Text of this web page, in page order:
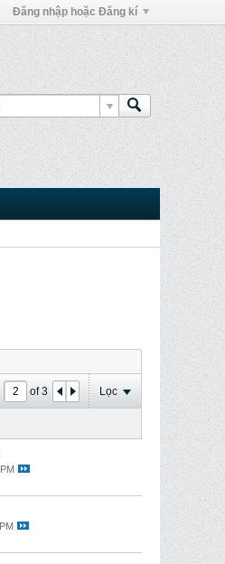
Đăng nhập hoặc Đăng kí
of3 Lọc